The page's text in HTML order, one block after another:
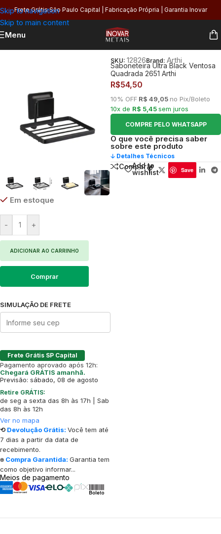
Skip to navigation
Skip to main content
Frete Grátis São Paulo Capital | Fabricação Própria | Garantia Inovar
Menu
Em estoque
- +
ADICIONAR AO CARRINHO
Comprar
SIMULAÇÃO DE FRETE
Frete Grátis SP Capital
Pagamento aprovado após 12h:
Chegará GRÁTIS amanhã.
Previsão: sábado, 08 de agosto
Retire GRÁTIS:
de seg a sexta das 8h às 17h | Sab
das 8h às 12h
Ver no mapa
⟲ Devolução Grátis: Você tem até
7 dias a partir da data de
recebimento.
⍟ Compra Garantida: Garantia tem
como objetivo informar...
Meios de pagamento
SKU: 12826Brand: Arthi
Saboneteira Ultra Black Ventosa
Quadrada 2651 Arthi
R$54,50
10% OFF R$ 49,05 no Pix/Boleto
10x de R$ 5,45sem juros
COMPRE PELO WHATSAPP
O que você precisa saber
sobre este produto
🡣 Detalhes Técnicos
Comparar
Add to
wishlist
Save